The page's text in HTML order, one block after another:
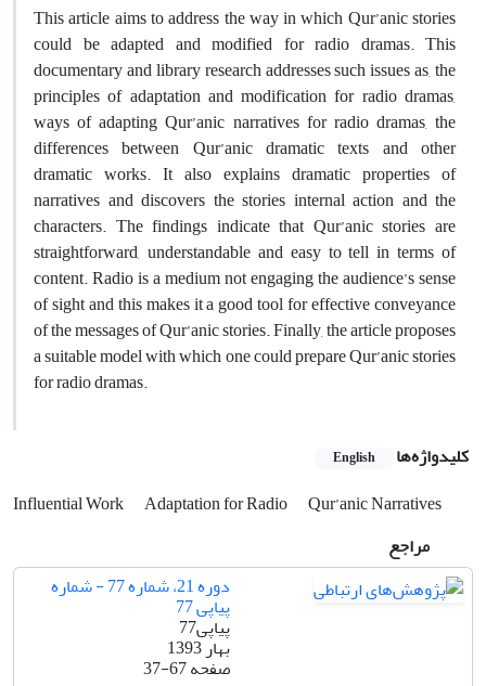
This article aims to address the way in which Qur’anic stories
could be adapted and modified for radio dramas. This
documentary and library research addresses such issues as, the
principles of adaptation and modification for radio dramas,
ways of adapting Qur’anic narratives for radio dramas, the
differences between Qur’anic dramatic texts and other
dramatic works. It also explains dramatic properties of
narratives and discovers the stories internal action and the
characters. The findings indicate that Qur’anic stories are
straightforward, understandable and easy to tell in terms of
content. Radio is a medium not engaging the audience’s sense
of sight and this makes it a good tool for effective conveyance
of the messages of Qur’anic stories. Finally, the article proposes
a suitable model with which one could prepare Qur’anic stories
for radio dramas.
کلیدواژه‌ها English
Influential Work Adaptation for Radio
Qur’anic Narratives
مراجع
دوره 21، شماره 77 - شماره
پیاپی 77
پیاپی77
بهار 1393
صفحه37-67